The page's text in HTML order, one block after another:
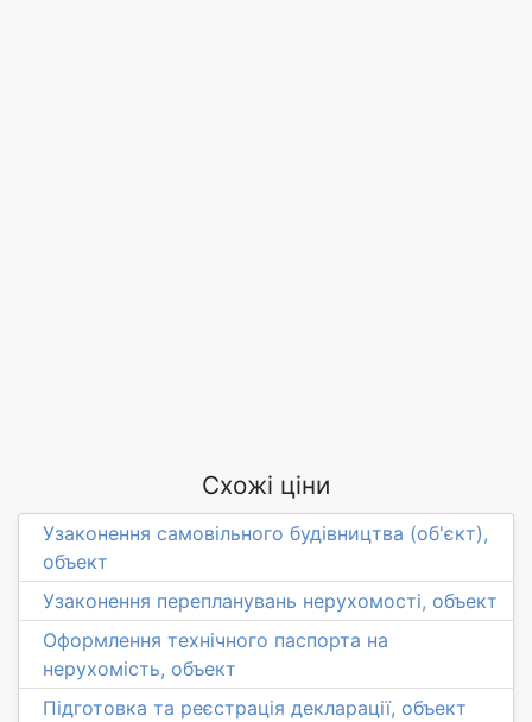
Схожі ціни
Узаконення самовільного будівництва (об'єкт),
объект
Узаконення перепланувань нерухомості, объект
Оформлення технічного паспорта на
нерухомість, объект
Підготовка та реєстрація декларації, объект